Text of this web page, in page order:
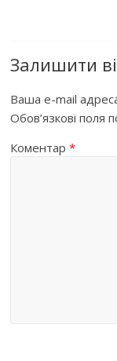
Залишити
Ваша e-mail
Обов’язкові поля
Коментар*